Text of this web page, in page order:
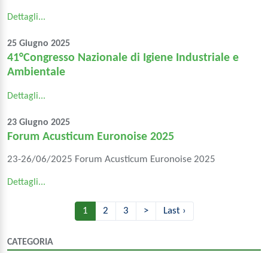
Dettagli...
25 Giugno 2025
41°Congresso Nazionale di Igiene Industriale e
Ambientale
Dettagli...
23 Giugno 2025
Forum Acusticum Euronoise 2025
23-26/06/2025 Forum Acusticum Euronoise 2025
Dettagli...
1 2 3 > Last ›
CATEGORIA